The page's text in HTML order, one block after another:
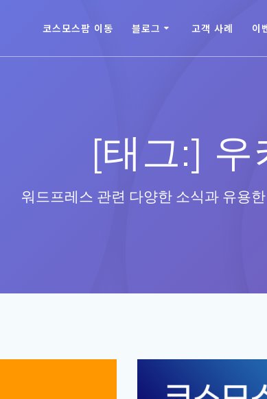
코스모스팜 이동 블로그 고객 사례 이
[태그:] 우
워드프레스 관련 다양한 소식과 유용